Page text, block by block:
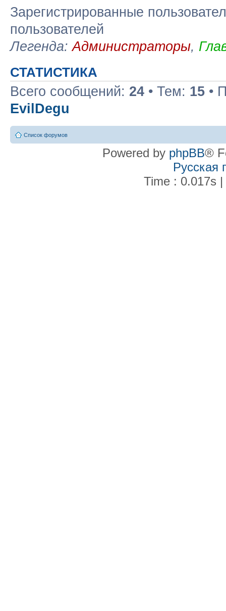
Зарегистрированные
пользователей
Легенда:Администраторы,
СТАТИСТИКА
Всего сообщений: 24 • Тем: 15 •
EvilDegu
Список форумов
Powered by phpBB®
Русская
Time : 0.017s